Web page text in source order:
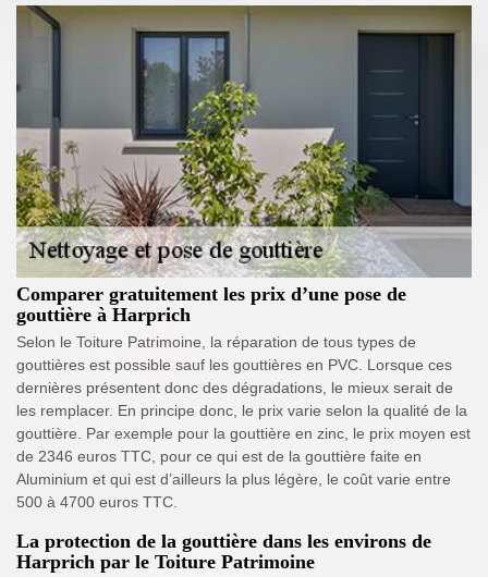
Comparer gratuitement les prix d’une pose de
gouttière à Harprich
Selon le Toiture Patrimoine, la réparation de tous types de
gouttières est possible sauf les gouttières en PVC. Lorsque ces
dernières présentent donc des dégradations, le mieux serait de
les remplacer. En principe donc, le prix varie selon la qualité de la
gouttière. Par exemple pour la gouttière en zinc, le prix moyen est
de 2346 euros TTC, pour ce qui est de la gouttière faite en
Aluminium et qui est d’ailleurs la plus légère, le coût varie entre
500 à 4700 euros TTC.
La protection de la gouttière dans les environs de
Harprich par le Toiture Patrimoine